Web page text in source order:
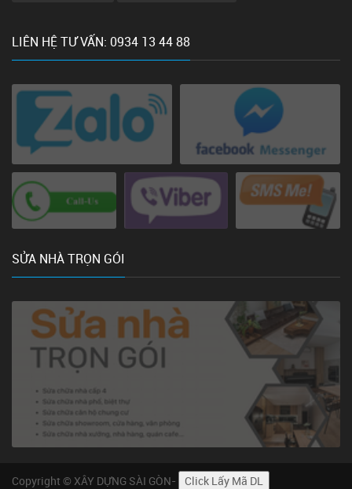
LIÊN HỆ TƯ VẤN: 0934 13 44 88
SỬA NHÀ TRỌN GÓI
Copyright © XÂY DỰNG SÀI GÒN- Click Lấy Mã DL